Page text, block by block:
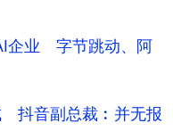
企业 字节跳动、阿
抖音副总裁︰并无报